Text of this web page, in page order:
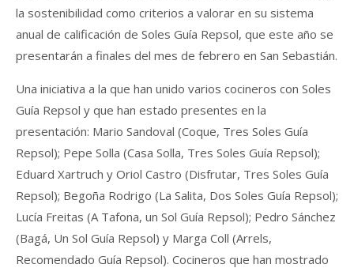
la sostenibilidad como criterios a valorar en su sistema
anual de calificación de Soles Guía Repsol, que este año se
presentarán a finales del mes de febrero en San Sebastián.
Una iniciativa a la que han unido varios cocineros con Soles
Guía Repsol y que han estado presentes en la
presentación: Mario Sandoval (Coque, Tres Soles Guía
Repsol); Pepe Solla (Casa Solla, Tres Soles Guía Repsol);
Eduard Xartruch y Oriol Castro (Disfrutar, Tres Soles Guía
Repsol); Begoña Rodrigo (La Salita, Dos Soles Guía Repsol);
Lucía Freitas (A Tafona, un Sol Guía Repsol); Pedro Sánchez
(Bagá, Un Sol Guía Repsol) y Marga Coll (Arrels,
Recomendado Guía Repsol). Cocineros que han mostrado